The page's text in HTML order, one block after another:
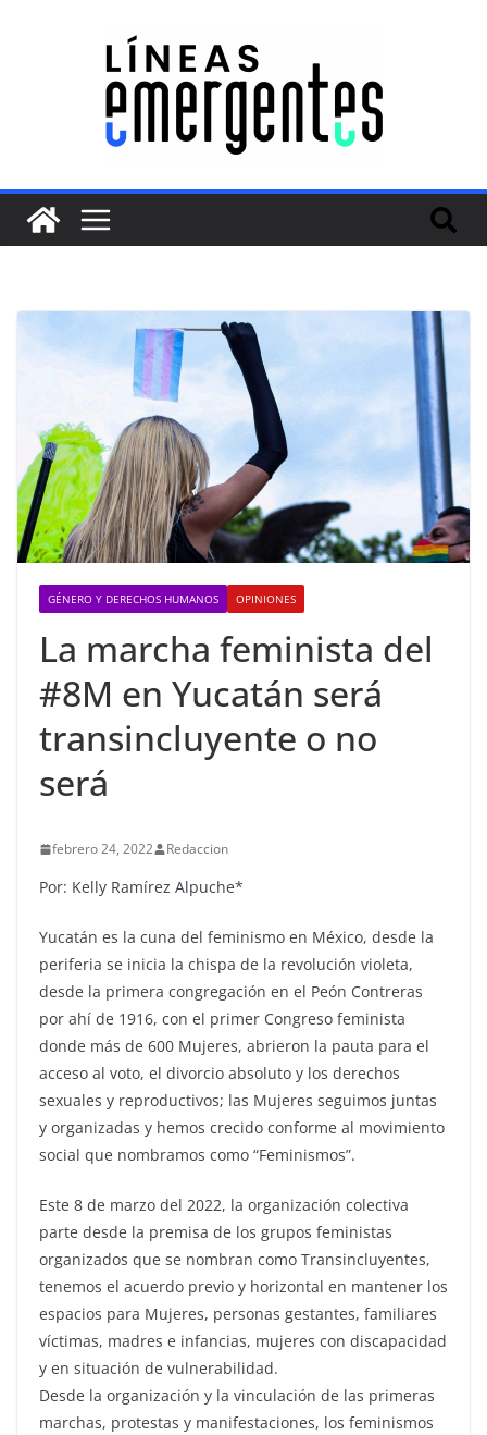
GÉNERO Y DERECHOS HUMANOS OPINIONES
La marcha feminista del
#8M en Yucatán será
transincluyente o no
será
febrero 24, 2022 Redaccion
Por: Kelly Ramírez Alpuche*
Yucatán es la cuna del feminismo en México, desde la
periferia se inicia la chispa de la revolución violeta,
desde la primera congregación en el Peón Contreras
por ahí de 1916, con el primer Congreso feminista
donde más de 600 Mujeres, abrieron la pauta para el
acceso al voto, el divorcio absoluto y los derechos
sexuales y reproductivos; las Mujeres seguimos juntas
y organizadas y hemos crecido conforme al movimiento
social que nombramos como “Feminismos”.
Este 8 de marzo del 2022, la organización colectiva
parte desde la premisa de los grupos feministas
organizados que se nombran como Transincluyentes,
tenemos el acuerdo previo y horizontal en mantener los
espacios para Mujeres, personas gestantes, familiares
víctimas, madres e infancias, mujeres con discapacidad
y en situación de vulnerabilidad.
Desde la organización y la vinculación de las primeras
marchas, protestas y manifestaciones, los feminismos